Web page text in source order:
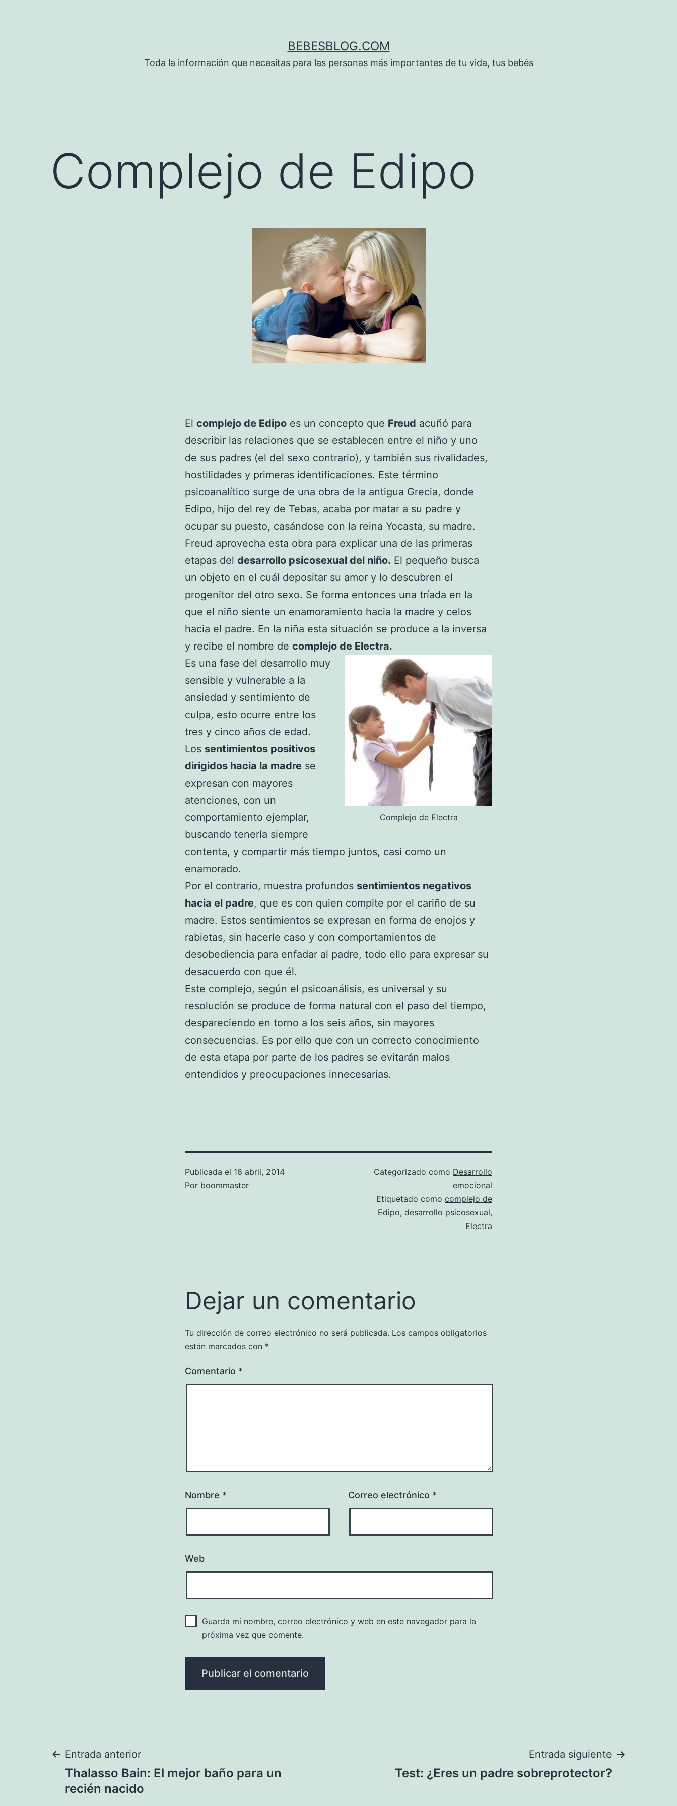
BEBESBLOG.COM
Toda la información que necesitas para las personas más importantes de tu vida, tus bebés
Complejo de Edipo
El complejo de Edipo es un concepto que Freud acuñó para
describir las relaciones que se establecen entre el niño y uno
de sus padres (el del sexo contrario), y también sus rivalidades,
hostilidades y primeras identificaciones. Este término
psicoanalítico surge de una obra de la antigua Grecia, donde
Edipo, hijo del rey de Tebas, acaba por matar a su padre y
ocupar su puesto, casándose con la reina Yocasta, su madre.
Freud aprovecha esta obra para explicar una de las primeras
etapas del desarrollo psicosexual del niño. El pequeño busca
un objeto en el cuál depositar su amor y lo descubren el
progenitor del otro sexo. Se forma entonces una tríada en la
que el niño siente un enamoramiento hacia la madre y celos
hacia el padre. En la niña esta situación se produce a la inversa
y recibe el nombre de complejo de Electra.
Complejo de Electra
Es una fase del desarrollo muy
sensible y vulnerable a la
ansiedad y sentimiento de
culpa, esto ocurre entre los
tres y cinco años de edad.
Los sentimientos positivos
dirigidos hacia la madre se
expresan con mayores
atenciones, con un
comportamiento ejemplar,
buscando tenerla siempre
contenta, y compartir más tiempo juntos, casi como un
enamorado.
Por el contrario, muestra profundos sentimientos negativos
hacia el padre, que es con quien compite por el cariño de su
madre. Estos sentimientos se expresan en forma de enojos y
rabietas, sin hacerle caso y con comportamientos de
desobediencia para enfadar al padre, todo ello para expresar su
desacuerdo con que él.
Este complejo, según el psicoanálisis, es universal y su
resolución se produce de forma natural con el paso del tiempo,
despareciendo en torno a los seis años, sin mayores
consecuencias. Es por ello que con un correcto conocimiento
de esta etapa por parte de los padres se evitarán malos
entendidos y preocupaciones innecesarias.
Publicada el 16 abril, 2014
Por boommaster
Categorizado como Desarrollo
emocional
Etiquetado como complejo de
Edipo, desarrollo psicosexual,
Electra
Dejar un comentario
Tu dirección de correo electrónico no será publicada. Los campos obligatorios
están marcados con *
Comentario *
Nombre * Correo electrónico *
Web
Guarda mi nombre, correo electrónico y web en este navegador para la
próxima vez que comente.
Navegación
de
Entrada anterior
Thalasso Bain: El mejor baño para un
recién nacido
Entrada siguiente
Test: ¿Eres un padre sobreprotector?